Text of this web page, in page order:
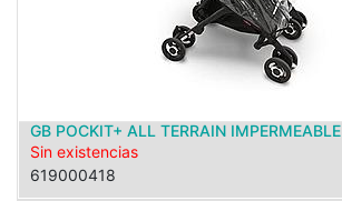
GB POCKIT+ ALL TERRAIN IMPERMEABLE
Sin existencias
619000418